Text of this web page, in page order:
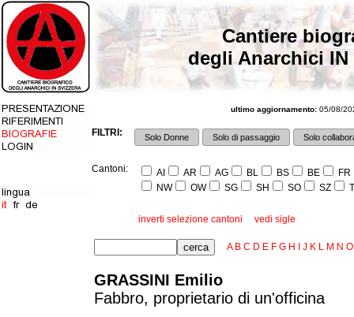
Cantiere
degli Anarchici IN
ultimo aggiornamento: 05/08/
FILTRI: Solo Donne Solo di passaggio Solo
Cantoni: AI AR AG BL BS BE
FR
NW
OW SG SH SO SZ
inverti selezione cantoni vedi sigle
A B C D E F G H J K L M N O
GRASSINI Emilio
Fabbro, proprietario di un'officina